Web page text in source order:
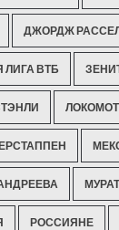
ДЖОРДЖ
ЛИГА ВТБ
РОССИЯНЕ